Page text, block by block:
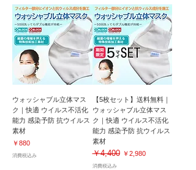
ウォッシャブル立体マス
ク｜快適 ウイルス不活化
能力 感染予防 抗ウイルス
素材
価格
￥880
消費税込み
【5枚セット】送料無料｜
ウォッシャブル立体マス
ク｜快適 ウイルス不活化
能力 感染予防 抗ウイルス
素材
通常価格
￥4,400 セール価格
￥2,980
消費税込み